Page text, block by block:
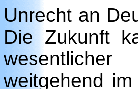
Unrecht an
Die Zukunft
weitgehend